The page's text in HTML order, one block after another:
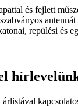
és fejlett
repülési és